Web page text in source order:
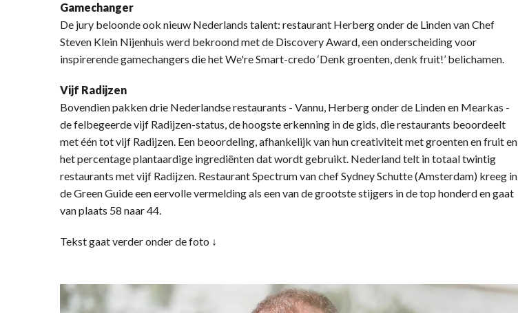
Gamechanger
De jury beloonde ook nieuw Nederlands talent: restaurant Herberg onder de Linden van Chef
Steven Klein Nijenhuis werd bekroond met de Discovery Award, een onderscheiding voor
inspirerende gamechangers die het We're Smart-credo ‘Denk groenten, denk fruit!’ belichamen.
Vijf Radijzen
Bovendien pakken drie Nederlandse restaurants - Vannu, Herberg onder de Linden en Mearkas -
de felbegeerde vijf Radijzen-status, de hoogste erkenning in de gids, die restaurants beoordeelt
met één tot vijf Radijzen. Een beoordeling, afhankelijk van hun creativiteit met groenten en fruit en
het percentage plantaardige ingrediënten dat wordt gebruikt. Nederland telt in totaal twintig
restaurants met vijf Radijzen. Restaurant Spectrum van chef Sydney Schutte (Amsterdam) kreeg in
de Green Guide een eervolle vermelding als een van de grootste stijgers in de top honderd en gaat
van plaats 58 naar 44.
Tekst gaat verder onder de foto ↓